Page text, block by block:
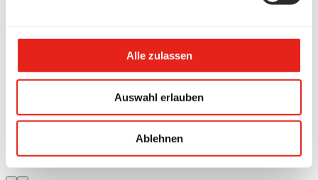
Alle zulassen
Auswahl erlauben
Ablehnen